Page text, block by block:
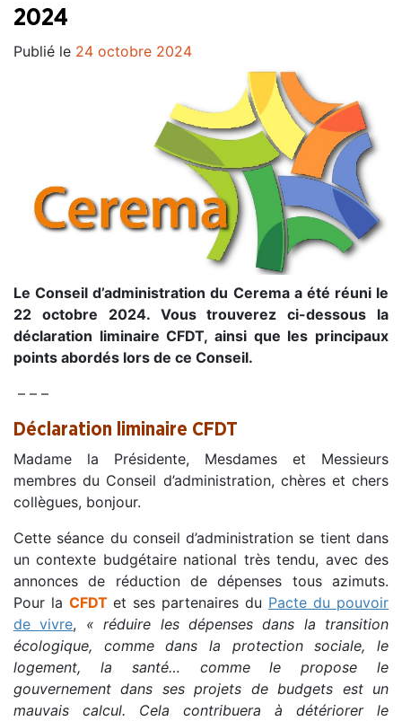
2024
Publié le 24 octobre 2024
Le Conseil d’administration du Cerema a été réuni le
22 octobre 2024. Vous trouverez ci-dessous la
déclaration liminaire CFDT, ainsi que les principaux
points abordés lors de ce Conseil.
– – –
Déclaration liminaire CFDT
Madame la Présidente, Mesdames et Messieurs
membres du Conseil d’administration, chères et chers
collègues, bonjour.
Cette séance du conseil d’administration se tient dans
un contexte budgétaire national très tendu, avec des
annonces de réduction de dépenses tous azimuts.
Pour la CFDT et ses partenaires du Pacte du pouvoir
de vivre, « réduire les dépenses dans la transition
écologique, comme dans la protection sociale, le
logement, la santé… comme le propose le
gouvernement dans ses projets de budgets est un
mauvais calcul. Cela contribuera à détériorer le